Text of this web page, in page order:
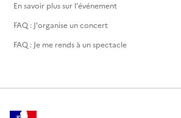
En savoir plus sur l'événement
FAQ : J'organise un concert
FAQ : Je me rends à un spectacle